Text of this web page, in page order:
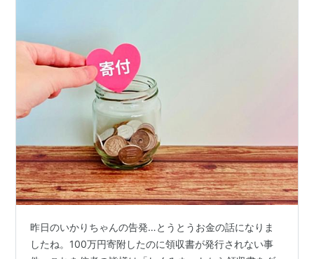
昨日のいかりちゃんの告発…とうとうお金の話になりま
したね。100万円寄附したのに領収書が発行されない事